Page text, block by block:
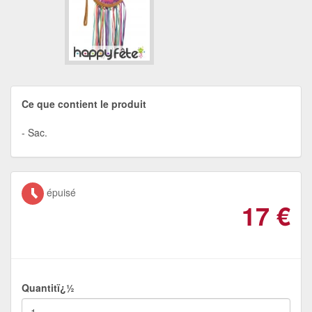
Ce que contient le produit
Sac.
épuisé
17 €
Quantitï¿½